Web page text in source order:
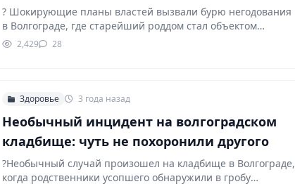
переделают в психушку
? Шокирующие планы властей вызвали бурю негодования
в Волгограде, где старейший роддом стал объектом
перепрофилирования.…
2,429 28
Здоровье 3 года назад
Необычный инцидент на волгоградском
кладбище: чуть не похоронили другого
?Необычный случай произошел на кладбище в Волгограде,
когда родственники усопшего обнаружили в гробу